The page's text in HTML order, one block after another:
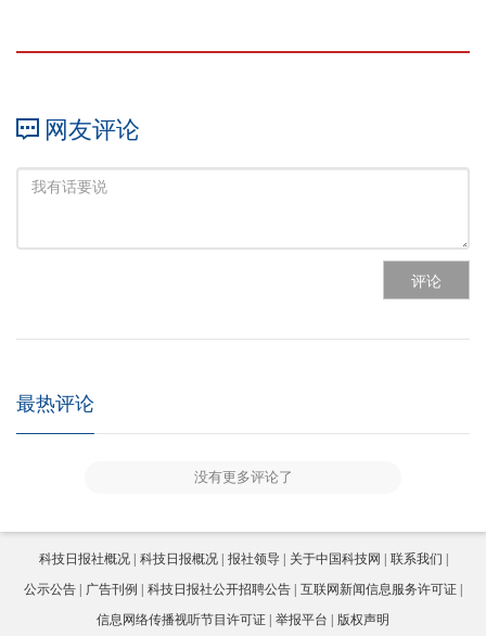
网友评论
评论
最热评论
没有更多评论了
科技日报社概况 科技日报概况 报社领导 关于中国科技网
联系我们
公示公告
广告刊例 科技日报社公开招聘公告
互联网新闻信息服务许可证
信息网络传播视听节目许可证
举报平台 版权声明